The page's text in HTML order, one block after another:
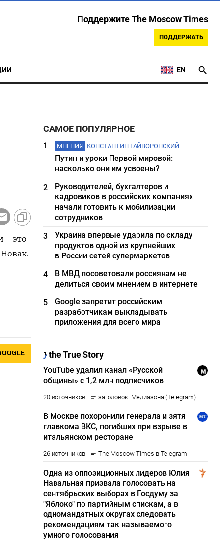
Поддержите The Moscow Times
ПОДДЕРЖАТЬ
EN
- это
САМОЕ ПОПУЛЯРНОЕ
1 МНЕНИЯ КОНСТАНТИН ГАЙВОРОНСКИЙ
Путин и уроки Первой мировой:
насколько они им усвоены?
2
Руководителей, бухгалтеров и
кадровиков в российских компаниях
начали готовить к мобилизации
сотрудников
3
Украина впервые ударила по складу
продуктов одной из крупнейших
в России сетей супермаркетов
4
В МВД посоветовали россиянам не
делиться своим мнением в интернете
5
Google запретит российским
разработчикам выкладывать
приложения для всего мира